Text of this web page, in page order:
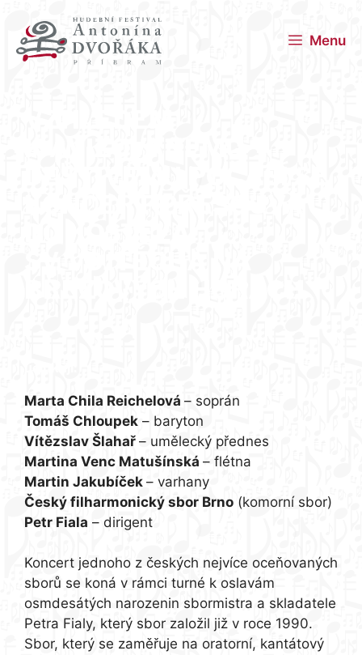
Menu
Marta Chila Reichelová – soprán
Tomáš Chloupek – baryton
Vítězslav Šlahař – umělecký přednes
Martina Venc Matušínská – flétna
Martin Jakubíček – varhany
Český filharmonický sbor Brno (komorní sbor)
Petr Fiala – dirigent
Koncert jednoho z českých nejvíce oceňovaných
sborů se koná v rámci turné k oslavám
osmdesátých narozenin sbormistra a skladatele
Petra Fialy, který sbor založil již v roce 1990.
Sbor, který se zaměřuje na oratorní, kantátový